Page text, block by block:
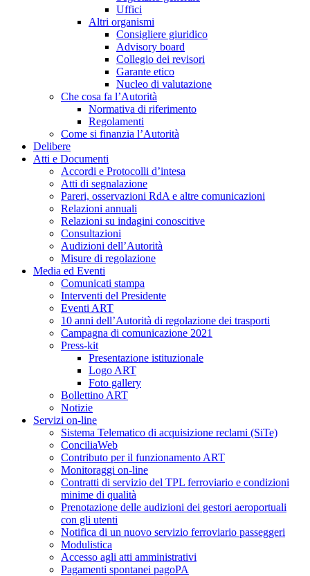
Uffici
Altri organismi
Consigliere giuridico
Advisory board
Collegio dei revisori
Garante etico
Nucleo di valutazione
Che cosa fa l’Autorità
Normativa di riferimento
Regolamenti
Come si finanzia l’Autorità
Delibere
Atti e Documenti
Accordi e Protocolli d’intesa
Atti di segnalazione
Pareri, osservazioni RdA e altre comunicazioni
Relazioni annuali
Relazioni su indagini conoscitive
Consultazioni
Audizioni dell’Autorità
Misure di regolazione
Media ed Eventi
Comunicati stampa
Interventi del Presidente
Eventi ART
10 anni dell’Autorità di regolazione dei trasporti
Campagna di comunicazione 2021
Press-kit
Presentazione istituzionale
Logo ART
Foto gallery
Bollettino ART
Notizie
Servizi on-line
Sistema Telematico di acquisizione reclami (SiTe)
ConciliaWeb
Contributo per il funzionamento ART
Monitoraggi on-line
Contratti di servizio del TPL ferroviario e condizioni
minime di qualità
Prenotazione delle audizioni dei gestori aeroportuali
con gli utenti
Notifica di un nuovo servizio ferroviario passeggeri
Modulistica
Accesso agli atti amministrativi
Pagamenti spontanei pagoPA